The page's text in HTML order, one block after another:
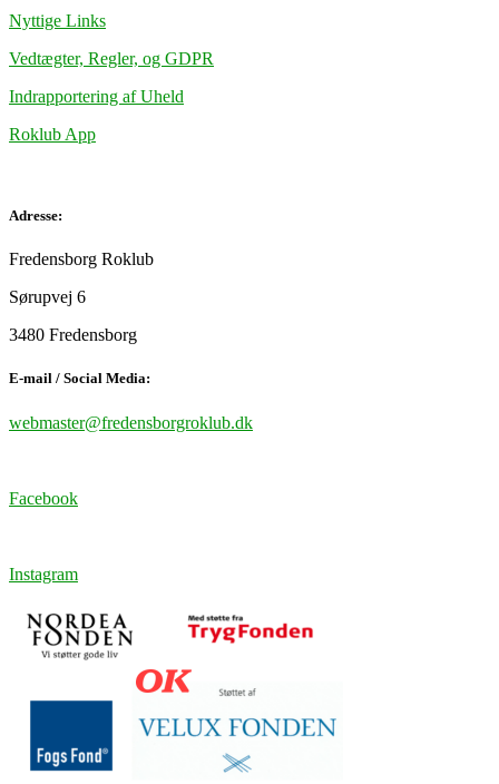
Nyttige Links
Vedtægter, Regler, og GDPR
Indrapportering af Uheld
Roklub App
Adresse:
Fredensborg Roklub
Sørupvej 6
3480 Fredensborg
E-mail / Social Media:
webmaster@fredensborgroklub.dk
Facebook
Instagram